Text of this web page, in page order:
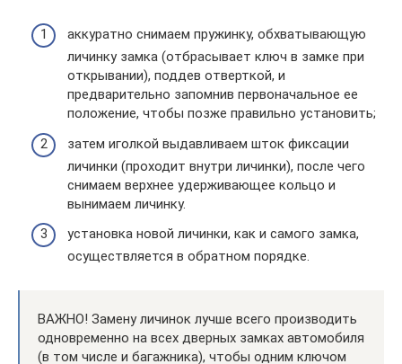
аккуратно снимаем пружинку, обхватывающую
личинку замка (отбрасывает ключ в замке при
открывании), поддев отверткой, и
предварительно запомнив первоначальное ее
положение, чтобы позже правильно установить;
затем иголкой выдавливаем шток фиксации
личинки (проходит внутри личинки), после чего
снимаем верхнее удерживающее кольцо и
вынимаем личинку.
установка новой личинки, как и самого замка,
осуществляется в обратном порядке.
ВАЖНО! Замену личинок лучше всего производить
одновременно на всех дверных замках автомобиля
(в том числе и багажника), чтобы одним ключом